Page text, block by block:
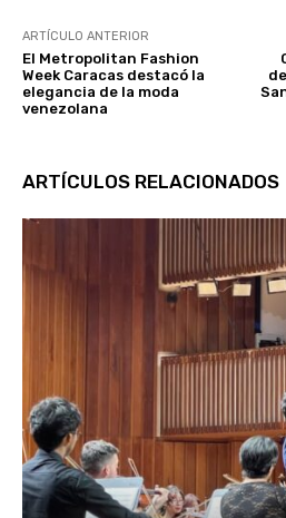
ARTÍCULO ANTERIOR
El Metropolitan Fashion
Week Caracas destacó la
elegancia de la moda
venezolana
ARTÍCULOS RELACIONADOS